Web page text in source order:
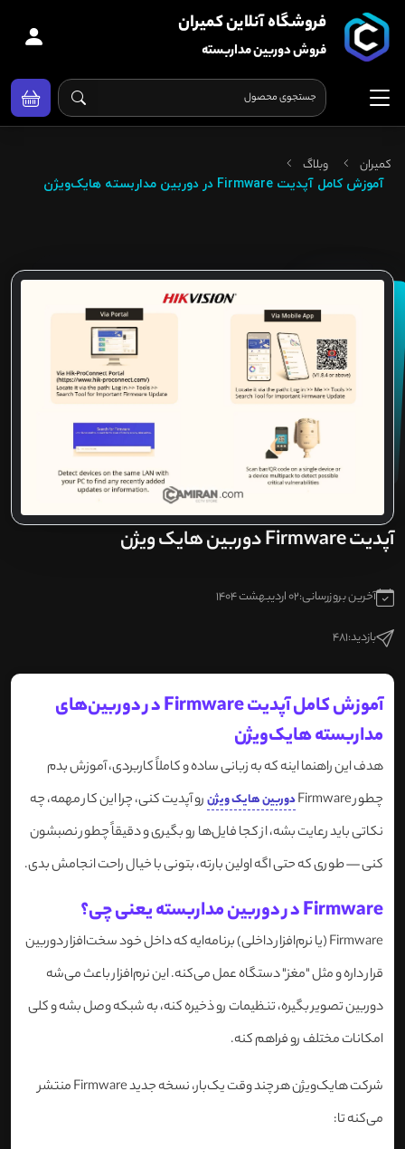
فروشگاه آنلاین کمیران
فروش دوربین مداربسته
کمیران وبلاگ
آموزش کامل آپدیت Firmware در دوربین‌ مداربسته هایک‌ویژن
آپدیت Firmware دوربین هایک ویژن
آخرین بروزرسانی:02 اردیبهشت 1404
بازدید:481
آموزش کامل آپدیت Firmware در دوربین‌های
مداربسته هایک‌ویژن
هدف این راهنما اینه که به زبانی ساده و کاملاً کاربردی، آموزش بدم
چطور Firmware
دوربین‌ هایک ویژنرو آپدیت کنی، چرا این کار مهمه، چه
نکاتی باید رعایت بشه، از کجا فایل‌ها رو بگیری و دقیقاً چطور نصبشون
کنی — طوری که حتی اگه اولین بارته، بتونی با خیال راحت انجامش بدی.
Firmware در دوربین مداربسته یعنی چی؟
Firmware (یا نرم‌افزار داخلی) برنامه‌ایه که داخل خود سخت‌افزار دوربین
قرار داره و مثل "مغز" دستگاه عمل می‌کنه. این نرم‌افزار باعث می‌شه
دوربین تصویر بگیره، تنظیمات رو ذخیره کنه، به شبکه وصل بشه و کلی
امکانات مختلف رو فراهم کنه.
شرکت هایک‌ویژن هر چند وقت یک‌بار، نسخه جدید Firmware منتشر
می‌کنه تا: